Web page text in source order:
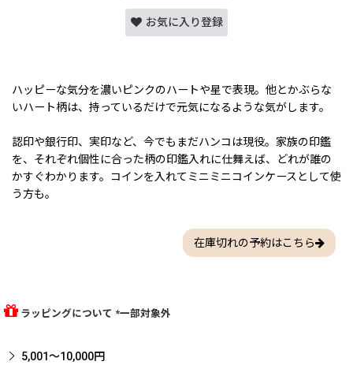
お気に入り登録
ハッピーな気分を濃いピンクのハートや星で表現。他とかぶらな
いハート柄は、持っているだけで元気になるような気がします。
認印や銀行印、実印など、今でもまだハンコは現役。家族の印鑑
を、それぞれ個性に合った柄の印鑑入れに仕舞えば、どれが誰の
かすぐわかります。コインを入れてミニミニコインケースとして使
う方も。
在庫切れの予約はこちら
ラッピングについて *一部対象外
5,001〜10,000円